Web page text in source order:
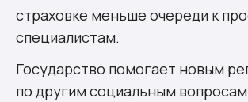
страховке меньше очереди к
специалистам.
Государство помогает новым
по другим социальным